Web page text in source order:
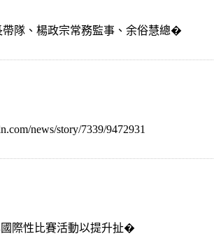
隊、楊政宗常務監事、余俗慧總�
news/story/7339/9472931
際性比賽活動以提升扯�